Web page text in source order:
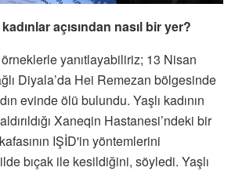
açısından nasıl bir yer?
yanıtlayabiliriz; 13 Nisan
Diyala’da Hei Remezan bölgesinde
evinde ölü bulundu. Yaşlı kadının
Xaneqin Hastanesi’ndeki bir
IŞİD'in yöntemlerini
bıçak ile kesildiğini, söyledi. Yaşlı